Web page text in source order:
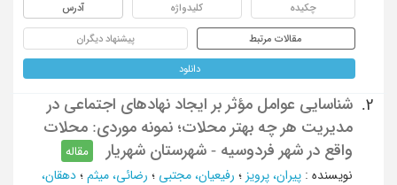
چکیده کلیدواژه آدرس
مقالات مرتبط پیشنهاد دیگران
دانلود
2.
شناسایی عوامل مؤثر بر ایجاد نهادهای اجتماعی در
مدیریت هر چه بهتر محلات؛ نمونه موردی: محلات
واقع در شهر فردوسیه - شهرستان شهریار
مقاله
نویسنده : پیران، پرویز ؛ رفیعیان، مجتبی ؛ رضائی، میثم ؛ دهقان،